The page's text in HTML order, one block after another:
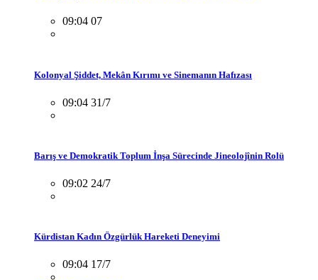
09:04 07
Kolonyal Şiddet, Mekân Kırımı ve Sinemanın Hafızası
09:04 31/7
Barış ve Demokratik Toplum İnşa Sürecinde Jineolojînin Rolü
09:02 24/7
Kürdistan Kadın Özgürlük Hareketi Deneyimi
09:04 17/7